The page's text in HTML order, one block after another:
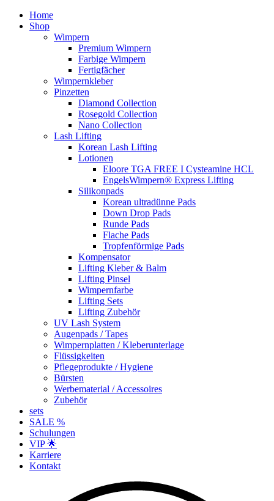
Home
Shop
Wimpern
Premium Wimpern
Farbige Wimpern
Fertigfächer
Wimpernkleber
Pinzetten
Diamond Collection
Rosegold Collection
Nano Collection
Lash Lifting
Korean Lash Lifting
Lotionen
Eloore TGA FREE I Cysteamine HCL
EngelsWimpern® Express Lifting
Silikonpads
Korean ultradünne Pads
Down Drop Pads
Runde Pads
Flache Pads
Tropfenförmige Pads
Kompensator
Lifting Kleber & Balm
Lifting Pinsel
Wimpernfarbe
Lifting Sets
Lifting Zubehör
UV Lash System
Augenpads / Tapes
Wimpernplatten / Kleberunterlage
Flüssigkeiten
Pflegeprodukte / Hygiene
Bürsten
Werbematerial / Accessoires
Zubehör
sets
SALE %
Schulungen
VIP 🌟
Karriere
Kontakt